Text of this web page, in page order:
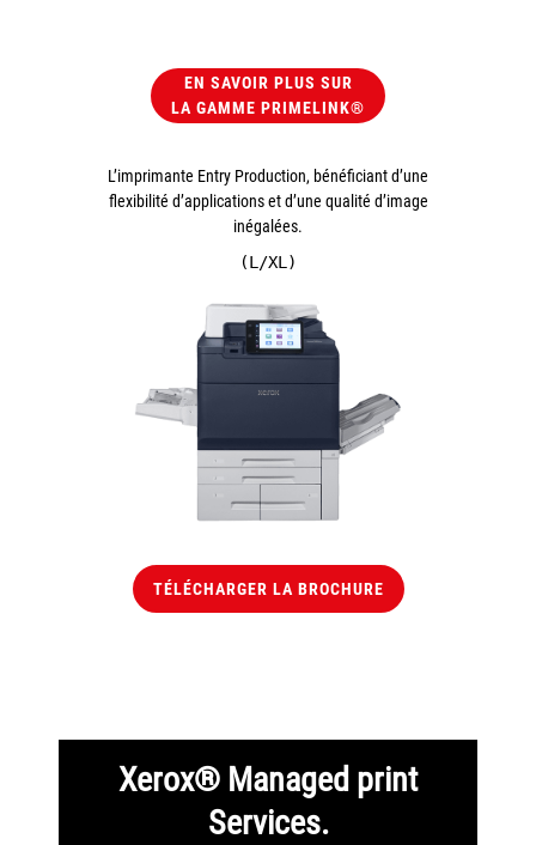
EN SAVOIR PLUS SUR
LA GAMME PRIMELINK®
L’imprimante Entry Production, bénéficiant d’une
flexibilité d’applications et d’une qualité d’image
inégalées.
(L/XL)
TÉLÉCHARGER LA BROCHURE
Xerox® Managed print
Services.